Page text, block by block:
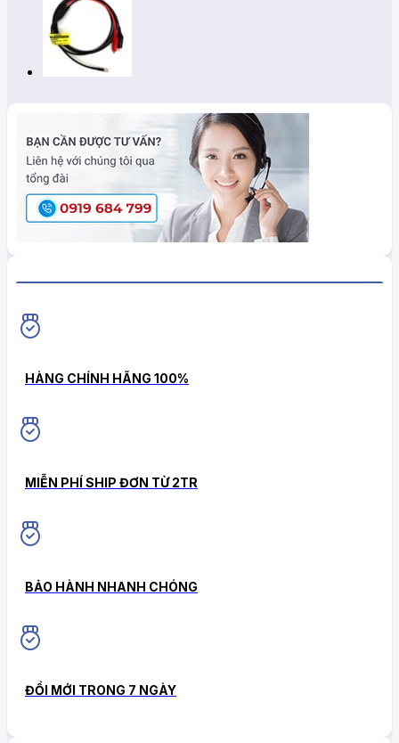
HÀNG CHÍNH HÃNG 100%
MIỄN PHÍ SHIP ĐƠN TỪ 2TR
BẢO HÀNH NHANH CHÓNG
ĐỔI MỚI TRONG 7 NGÀY